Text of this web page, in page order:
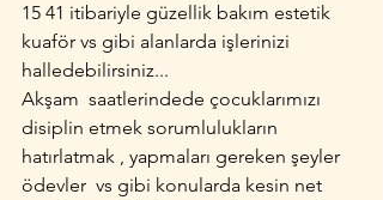
15 41 itibariyle güzellik bakım estetik
kuaför vs gibi alanlarda işlerinizi
halledebilirsiniz...
Akşam  saatlerindede çocuklarımızı
disiplin etmek sorumlulukların
hatırlatmak , yapmaları gereken şeyler
ödevler  vs gibi konularda kesin net